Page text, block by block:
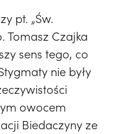
pt. „Św.
Tomasz Czajka
sens tego, co
nie były
owocem
Biedaczyny ze